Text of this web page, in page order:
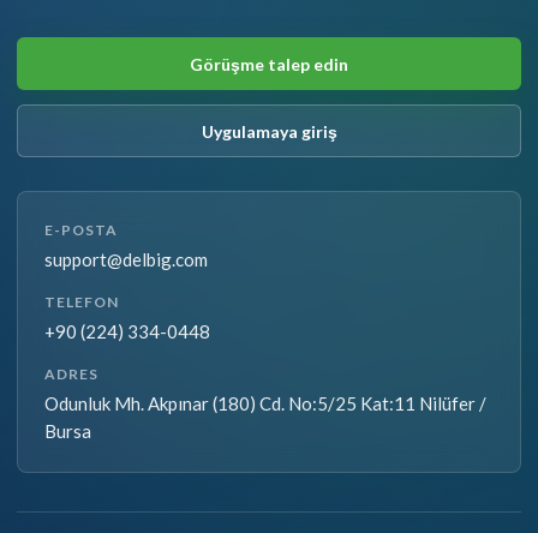
Görüşme talep edin
Uygulamaya giriş
E-POSTA
support@delbig.com
TELEFON
+90 (224) 334-0448
ADRES
Odunluk Mh. Akpınar (180) Cd. No:5/25 Kat:11 Nilüfer /
Bursa